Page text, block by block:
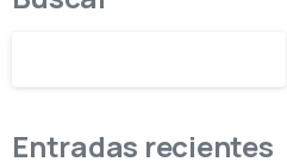
Entradas recientes